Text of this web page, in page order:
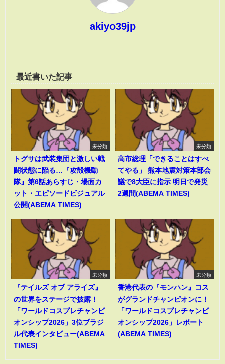
akiyo39jp
最近書いた記事
未分類
トグサは武装集団と激しい戦
闘状態に陥る…『攻殻機動
隊』第6話あらすじ・場面カ
ット・エピソードビジュアル
公開(ABEMA TIMES)
未分類
高市総理「できることはすべ
てやる」 熊本地震対策本部会
議で8大臣に指示 明日で発災
2週間(ABEMA TIMES)
未分類
『テイルズ オブ アライズ』
の世界をステージで披露！
「ワールドコスプレチャンピ
オンシップ2026」3位ブラジ
ル代表インタビュー(ABEMA
TIMES)
未分類
香港代表の『モンハン』コス
がグランドチャンピオンに！
「ワールドコスプレチャンピ
オンシップ2026」レポート
(ABEMA TIMES)